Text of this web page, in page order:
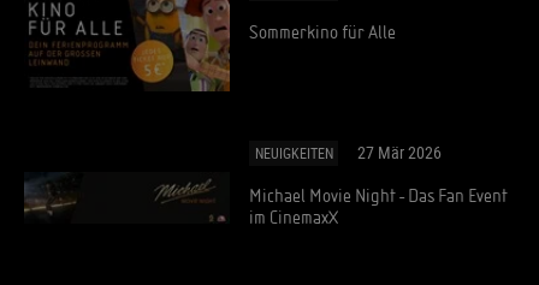
Sommerkino für Alle
NEUIGKEITEN 27 Mär 2026
Michael Movie Night - Das Fan Event
im CinemaxX